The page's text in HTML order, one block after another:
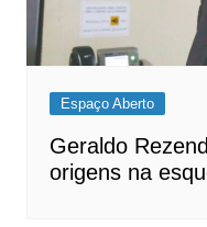
Espaço Aberto
Geraldo
origens na